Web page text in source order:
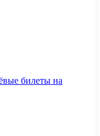
билеты на